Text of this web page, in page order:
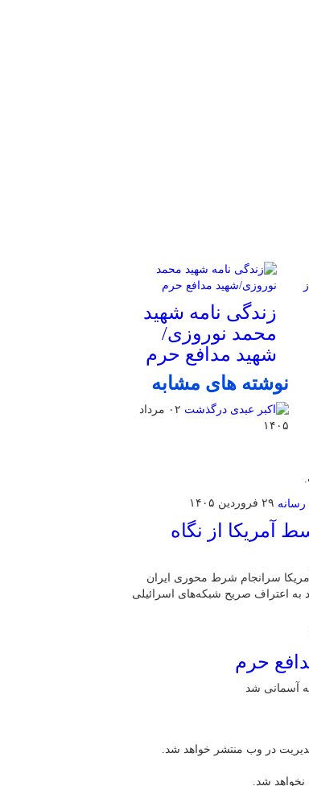
زندگی نامه شهید
محمد نوروزی/
شهید مدافع حرم
نوشته های مشابه
۰۲ مرداد
۱۴۰۵
۲۹ فروردین ۱۴۰۵
آمریکا از نگاه
سرانجام شرط محوری ایران
به اعتراف صریح شبکه‌های اسرائیلی
حرم
در وب منتشر خواهد شد.
شد.